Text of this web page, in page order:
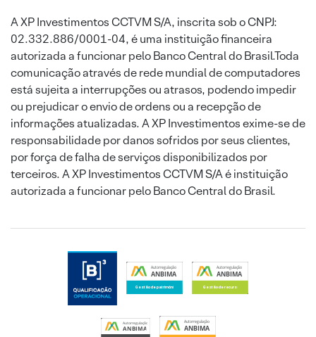
A XP Investimentos CCTVM S/A, inscrita sob o CNPJ:
02.332.886/0001-04, é uma instituição financeira
autorizada a funcionar pelo Banco Central do Brasil.Toda
comunicação através de rede mundial de computadores
está sujeita a interrupções ou atrasos, podendo impedir
ou prejudicar o envio de ordens ou a recepção de
informações atualizadas. A XP Investimentos exime-se de
responsabilidade por danos sofridos por seus clientes,
por força de falha de serviços disponibilizados por
terceiros. A XP Investimentos CCTVM S/A é instituição
autorizada a funcionar pelo Banco Central do Brasil.